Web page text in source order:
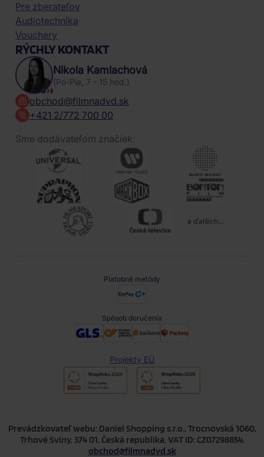
Pre zberateľov
Audiotechnika
Vouchery
RÝCHLY KONTAKT
Nikola Kamlachová
(Po-Pia, 7 - 15 hod.)
obchod@filmnadvd.sk
+421 2/772 700 00
Sme dodávateľom značiek:
a ďalších...
Platobné metódy
Spôsob doručenia
Projekty EÚ
Prevádzkovateľ webu: Daniel Shopping s.r.o., Trocnovská 1060,
Trhové Sviny, 374 01, Česká republika, VAT ID: CZ07298854,
obchod@filmnadvd.sk